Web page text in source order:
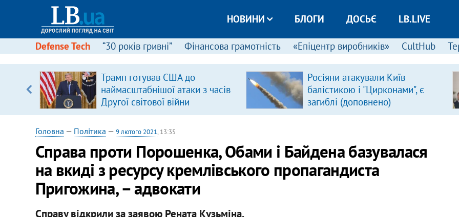
НОВИНИ БЛОГИ ДОСЬЄ LB.LIVE
Defense Tech “30 років гривні” Фінансова грамотність «Епіцентр виробників» CultHub
Трамп готував США до
наймасштабнішої атаки з часів
Другої світової війни
Росіяни атакували Київ
балістикою і "Цирконами", є
загиблі (доповнено)
Головна — Політика — 9 лютого 2021, 13:35
Справа проти Порошенка, Обами і Байдена базувалася
на вкиді з ресурсу кремлівського пропагандиста
Пригожина, – адвокати
Справу відкрили за заявою Рената Кузьміна.